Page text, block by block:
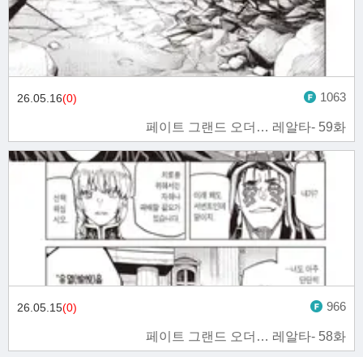
페이트 그랜드 오더… 레알타- 59화
26.05.16(0) 1063
페이트 그랜드 오더… 레알타- 58화
26.05.15(0) 966